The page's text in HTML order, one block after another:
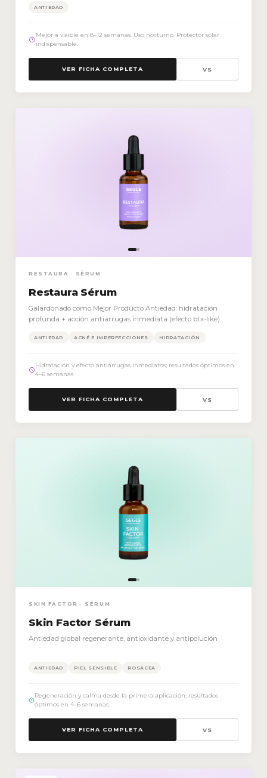
ANTIEDAD
Mejoría visible en 8–12 semanas. Uso nocturno. Protector solar
indispensable.
VER FICHA COMPLETA VS
RESTAURA · SÉRUM
Restaura Sérum
Galardonado como Mejor Producto Antiedad: hidratación
profunda + acción antiarrugas inmediata (efecto btx-like)
ANTIEDAD ACNÉ E IMPERFECCIONES HIDRATACIÓN
Hidratación y efecto antiarrugas inmediatos; resultados óptimos en
4–6 semanas
VER FICHA COMPLETA VS
SKIN FACTOR · SÉRUM
Skin Factor Sérum
Antiedad global regenerante, antioxidante y antipolución
ANTIEDAD PIEL SENSIBLE ROSÁCEA
Regeneración y calma desde la primera aplicación; resultados
óptimos en 4–6 semanas
VER FICHA COMPLETA VS